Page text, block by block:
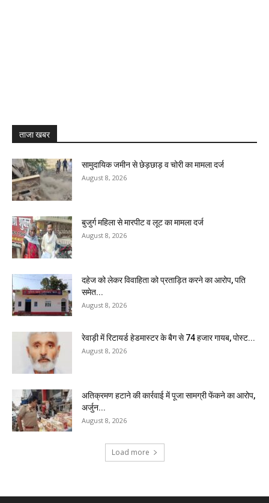
ताजा खबर
सामुदायिक जमीन से छेड़छाड़ व चोरी का मामला दर्ज
August 8, 2026
बुजुर्ग महिला से मारपीट व लूट का मामला दर्ज
August 8, 2026
दहेज को लेकर विवाहिता को प्रताड़ित करने का आरोप, पति
समेत...
August 8, 2026
रेवाड़ी में रिटायर्ड हेडमास्टर के बैग से ₹74 हजार गायब, पोस्ट...
August 8, 2026
अतिक्रमण हटाने की कार्रवाई में पूजा सामग्री फेंकने का आरोप,
अर्जुन...
August 8, 2026
Load more